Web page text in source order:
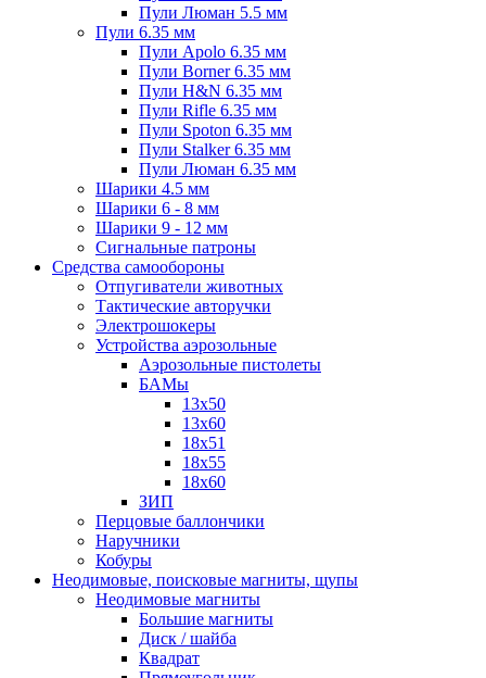
Пули Люман 5.5 мм
Пули 6.35 мм
Пули Apolo 6.35 мм
Пули Borner 6.35 мм
Пули H&N 6.35 мм
Пули Rifle 6.35 мм
Пули Spoton 6.35 мм
Пули Stalker 6.35 мм
Пули Люман 6.35 мм
Шарики 4.5 мм
Шарики 6 - 8 мм
Шарики 9 - 12 мм
Сигнальные патроны
Средства самообороны
Отпугиватели животных
Тактические авторучки
Электрошокеры
Устройства аэрозольные
Аэрозольные пистолеты
БАМы
13х50
13х60
18х51
18х55
18х60
ЗИП
Перцовые баллончики
Наручники
Кобуры
Неодимовые, поисковые магниты, щупы
Неодимовые магниты
Большие магниты
Диск / шайба
Квадрат